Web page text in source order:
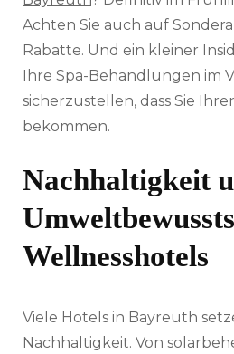
Achten Sie auch auf
Rabatte. Und ein kleiner
Ihre Spa-Behandlungen im
sicherzustellen, dass Sie
bekommen.
Nachhaltigkeit
Wellnesshotels
Viele Hotels in Bayreuth
Nachhaltigkeit. Von